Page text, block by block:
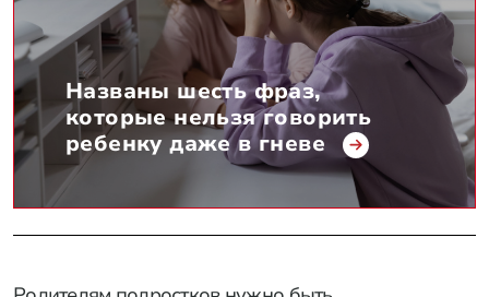
Названы шесть фраз,
которые нельзя говорить
ребенку даже в гневе